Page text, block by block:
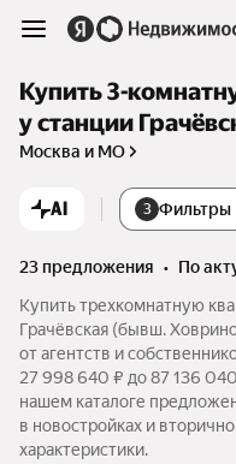
Купить 3-
у станции
Москва и МО
AI 3 Фильтры
23 предложения •
по
Купить трехкомнатную
Грачёвская (бывш.
от агентств и
27 998 640 ₽ до 87 136
нашем каталоге
в новостройках и
характеристики.